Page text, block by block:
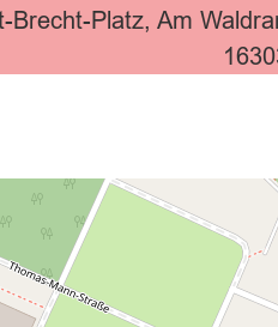
Brecht-Platz, Am